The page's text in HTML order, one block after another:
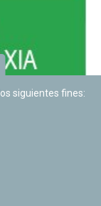
siguientes fines: